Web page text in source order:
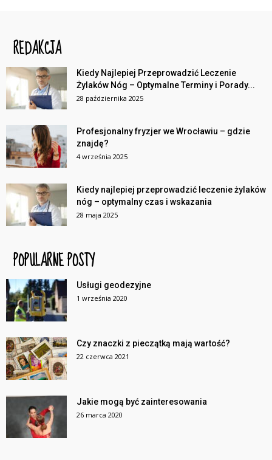
REDAKCJA
Kiedy Najlepiej Przeprowadzić Leczenie
Żylaków Nóg – Optymalne Terminy i Porady...
28 października 2025
Profesjonalny fryzjer we Wrocławiu – gdzie
znajdę?
4 września 2025
Kiedy najlepiej przeprowadzić leczenie żylaków
nóg – optymalny czas i wskazania
28 maja 2025
POPULARNE POSTY
Usługi geodezyjne
1 września 2020
Czy znaczki z pieczątką mają wartość?
22 czerwca 2021
Jakie mogą być zainteresowania
26 marca 2020